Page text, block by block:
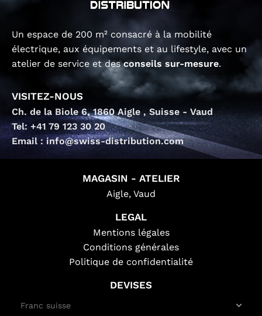
Un espace de 200 m² consacré à la mobilité
électrique, aux équipements et au lifestyle, avec un
atelier de service et desconseils sur-mesure.
VISITEZ-NOUS
Ch. de la Biole 6, 1860 Aigle , Suisse - Vaud
Tel: +41 79 123 30 20
Email : info@swiss-distribution.com
MAGASIN - ATELIER
Aigle, Vaud
LEGAL
Mentions légales
Conditions générales
Politique de confidentialité
DEVISES